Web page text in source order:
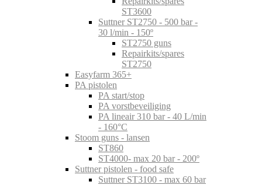
ST3600
Suttner ST2750 - 500 bar -
30 l/min - 150º
ST2750 guns
Repairkits/spares
ST2750
Easyfarm 365+
PA pistolen
PA start/stop
PA vorstbeveiliging
PA lineair 310 bar - 40 L/min
- 160°C
Stoom guns - lansen
ST860
ST4000- max 20 bar - 200º
Suttner pistolen - food safe
Suttner ST3100 - max 60 bar